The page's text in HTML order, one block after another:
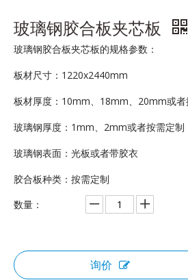
玻璃钢胶合板夹芯板
玻璃钢胶合板夹芯板的规格参数：
板材尺寸：1220x2440mm
板材厚度：10mm、18mm、20mm或者
玻璃钢厚度：1mm、2mm或者按需定制
玻璃钢表面：光板或者带胶衣
胶合板种类：按需定制
数量：
询价